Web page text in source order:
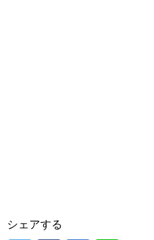
シェアする